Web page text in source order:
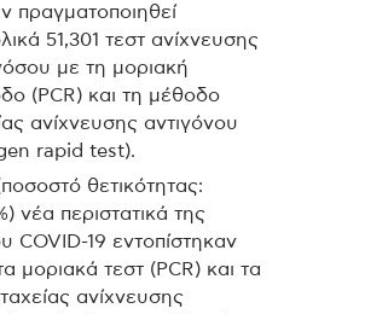
πραγματοποιηθεί
51,301 τεστ ανίχνευσης
με τη μοριακή
(PCR) και τη μέθοδο
ανίχνευσης αντιγόνου
rapid test).
θετικότητας:
νέα περιστατικά της
COVID-19 εντοπίστηκαν
μοριακά τεστ (PCR) και τα
ανίχνευσης